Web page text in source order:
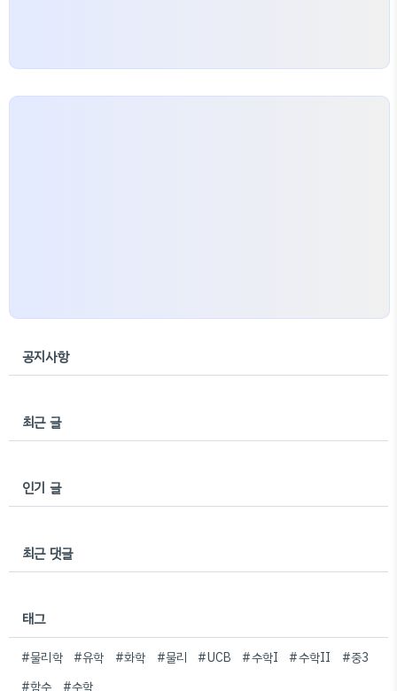
공지사항
최근 글
인기 글
최근 댓글
태그
#물리학 #유학 #화학 #물리 #UCB #수학I #수학II
#중3
#함수
#수학